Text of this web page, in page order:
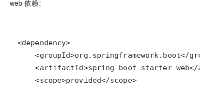
web 依赖：
    <scope>provided</scope>